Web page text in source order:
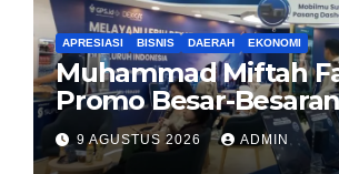
APRESIASI BISNIS DAERAH EKONOMI
Muhammad Miftah
Promo Besar-
GIAS, GPS.id
Instalasi Free Charge
9 AGUSTUS 2026 ADMIN